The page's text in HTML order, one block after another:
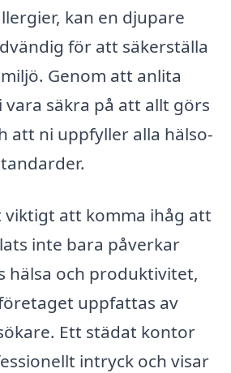
kan en djupare
för att säkerställa
Genom att anlita
säkra på att allt görs
att ni uppfyller alla hälso-
viktigt att komma ihåg att
inte bara påverkar
hälsa och produktivitet,
uppfattas av
Ett städat kontor
intryck och visar